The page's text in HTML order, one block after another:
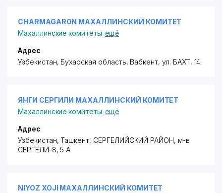
CHARMAGARON МАХАЛЛИНСКИЙ КОМИТЕТ
Махаллинские комитеты ещё
Адрес
Узбекистан, Бухарская область, Вабкент, ул. БАХТ, 14
ЯНГИ СЕРГИЛИ МАХАЛЛИНСКИЙ КОМИТЕТ
Махаллинские комитеты ещё
Адрес
Узбекистан, Ташкент, СЕРГЕЛИЙСКИЙ РАЙОН, м-в
СЕРГЕЛИ-8, 5 А
NIYOZ XOJI МАХАЛЛИНСКИЙ КОМИТЕТ